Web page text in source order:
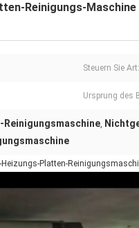
Reinigungs-Maschine
Steuern Sie Art:
Ursprung des
,
Platten-